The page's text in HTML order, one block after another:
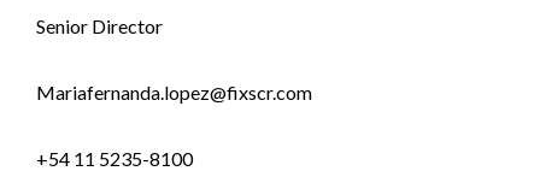
Senior Director
Mariafernanda.lopez@fixscr.com
+54 11 5235-8100